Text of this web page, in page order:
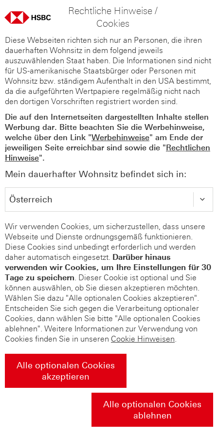
Rechtliche Hinweise /
Cookies
Diese Webseiten richten sich nur an Personen, die ihren
dauerhaften Wohnsitz in dem folgend jeweils
auszuwählenden Staat haben. Die Informationen sind nicht
für US-amerikanische Staatsbürger oder Personen mit
Wohnsitz bzw. ständigem Aufenthalt in den USA bestimmt,
da die aufgeführten Wertpapiere regelmäßig nicht nach
den dortigen Vorschriften registriert worden sind.
Die auf den Internetseiten dargestellten Inhalte stellen
Werbung dar. Bitte beachten Sie die Werbehinweise,
welche über den Link "Werbehinweise" am Ende der
jeweiligen Seite erreichbar sind sowie die "Rechtlichen
Hinweise".
Mein dauerhafter Wohnsitz befindet sich in:
Wir verwenden Cookies, um sicherzustellen, dass unsere
Webseite und Dienste ordnungsgemäß funktionieren.
Diese Cookies sind unbedingt erforderlich und werden
daher automatisch eingesetzt. Darüber hinaus
verwenden wir Cookies, um Ihre Einstellungen für 30
Tage zu speichern. Dieser Cookie ist optional und Sie
können auswählen, ob Sie diesen akzeptieren möchten.
Wählen Sie dazu "Alle optionalen Cookies akzeptieren".
Entscheiden Sie sich gegen die Verarbeitung optionaler
Cookies, dann wählen Sie bitte "Alle optionalen Cookies
ablehnen". Weitere Informationen zur Verwendung von
Cookies finden Sie in unseren Cookie Hinweisen.
Alle optionalen Cookies
akzeptieren
Alle optionalen Cookies
ablehnen